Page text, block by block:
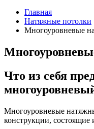
Главная
Натяжные потолки
Многоуровневые
Что из себя
Многоуровневые
конструкции, состоящие